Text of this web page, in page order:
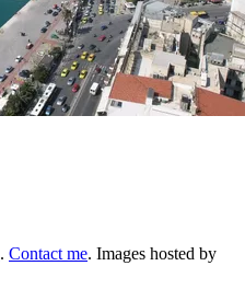
. Contact me. Images hosted by